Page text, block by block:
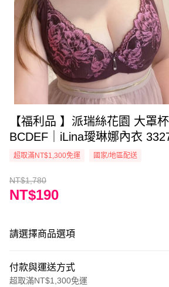
【福利品 】派瑞絲花園 大罩
BCDEF｜iLina璦琳娜內衣
超取滿NT$1,300免運 國家/地區配送
NT$1,780
NT$190
請選擇商品選項
付款與運送方式
超取滿NT$1,300免運